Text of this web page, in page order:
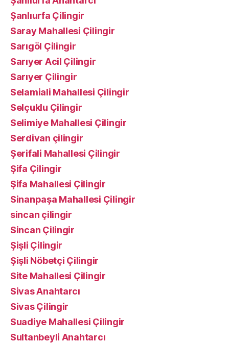
Şanlıurfa Çilingir
Saray Mahallesi Çilingir
Sarıgöl Çilingir
Sarıyer Acil Çilingir
Sarıyer Çilingir
Selamiali Mahallesi Çilingir
Selçuklu Çilingir
Selimiye Mahallesi Çilingir
Serdivan çilingir
Şerifali Mahallesi Çilingir
Şifa Çilingir
Şifa Mahallesi Çilingir
Sinanpaşa Mahallesi Çilingir
sincan çilingir
Sincan Çilingir
Şişli Çilingir
Şişli Nöbetçi Çilingir
Site Mahallesi Çilingir
Sivas Anahtarcı
Sivas Çilingir
Suadiye Mahallesi Çilingir
Sultanbeyli Anahtarcı